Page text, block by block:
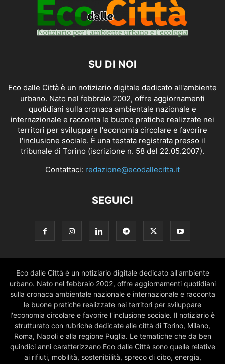
SU DI NOI
Eco dalle Città è un notiziario digitale dedicato all'ambiente
urbano. Nato nel febbraio 2002, offre aggiornamenti
quotidiani sulla cronaca ambientale nazionale e
internazionale e racconta le buone pratiche realizzate nei
territori per sviluppare l'economia circolare e favorire
l'inclusione sociale. È una testata registrata presso il
tribunale di Torino (iscrizione n. 58 del 22.05.2007).
Contattaci: redazione@ecodallecitta.it
SEGUICI
Eco dalle Città è un notiziario digitale dedicato all'ambiente
urbano. Nato nel febbraio 2002, offre aggiornamenti quotidiani
sulla cronaca ambientale nazionale e internazionale e racconta
le buone pratiche realizzate nei territori per sviluppare
l'economia circolare e favorire l'inclusione sociale. Il notiziario è
strutturato con rubriche dedicate alle città di Torino, Milano,
Roma, Napoli e alla regione Puglia. Le tematiche che da ben
quindici anni caratterizzano Eco dalle Città sono quelle relative
ai rifiuti, mobilità, sostenibilità, spreco di cibo, energia,